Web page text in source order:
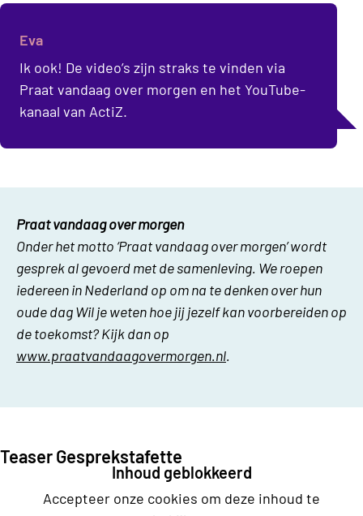
Eva
Ik ook! De video’s zijn straks te vinden via
Praat vandaag over morgen en het YouTube-
kanaal van ActiZ.
Praat vandaag over morgen
Onder het motto ‘Praat vandaag over morgen’ wordt
gesprek al gevoerd met de samenleving. We roepen
iedereen in Nederland op om na te denken over hun
oude dag Wil je weten hoe jij jezelf kan voorbereiden op
de toekomst? Kijk dan op
www.praatvandaagovermorgen.nl.
Teaser Gesprekstafette
Inhoud geblokkeerd
Accepteer onze cookies om deze inhoud te